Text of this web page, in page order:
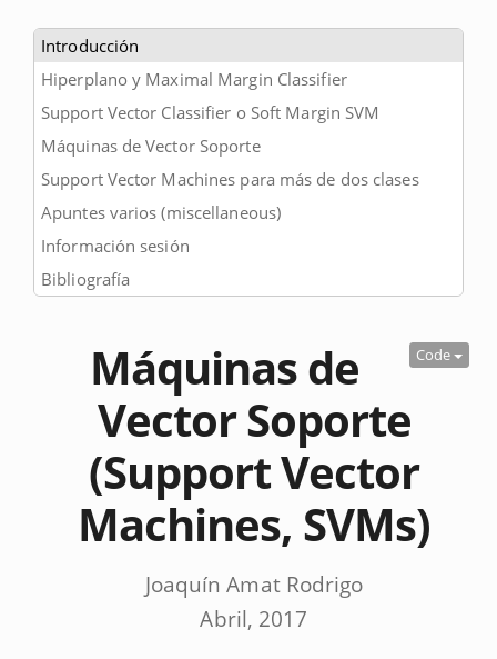
Introducción
Hiperplano y Maximal Margin Classifier
Support Vector Classifier o Soft Margin SVM
Máquinas de Vector Soporte
Support Vector Machines para más de dos clases
Apuntes varios (miscellaneous)
Información sesión
Bibliografía
Code
Máquinas de
Vector Soporte
(Support Vector
Machines, SVMs)
Joaquín Amat Rodrigo
Abril, 2017